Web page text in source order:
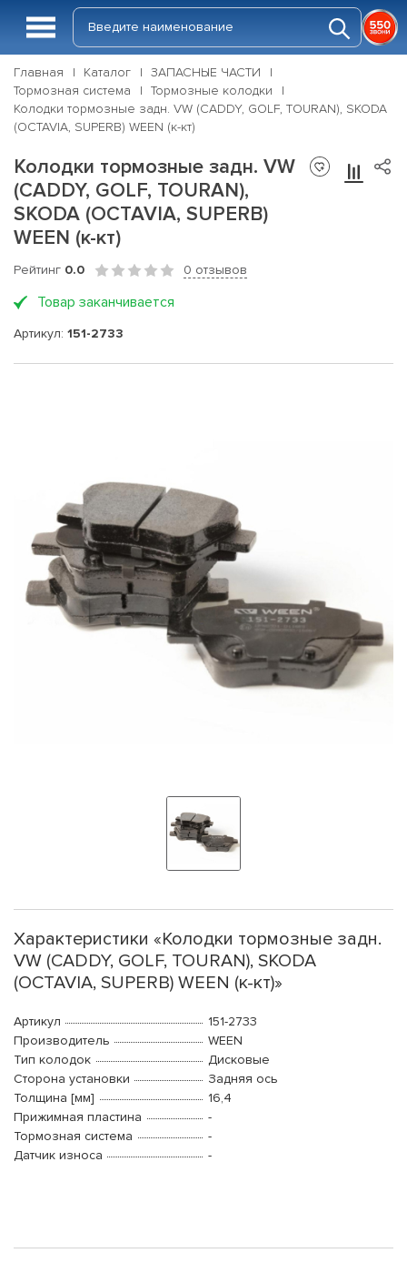
Главная Каталог
ЗАПАСНЫЕ ЧАСТИ
Тормозная система
Тормозные колодки
Колодки тормозные задн. VW (CADDY, GOLF, TOURAN), SKODA
(OCTAVIA, SUPERB) WEEN (к-кт)
Колодки тормозные задн. VW
(CADDY, GOLF, TOURAN),
SKODA (OCTAVIA, SUPERB)
WEEN (к-кт)
Рейтинг 0.0 0 отзывов
Товар заканчивается
Артикул: 151-2733
Характеристики «Колодки тормозные задн.
VW (CADDY, GOLF, TOURAN), SKODA
(OCTAVIA, SUPERB) WEEN (к-кт)»
Артикул
151-2733
Производитель
WEEN
Тип колодок
Дисковые
Сторона установки
Задняя ось
Толщина [мм]
16,4
Прижимная пластина
-
Тормозная система
-
Датчик износа
-